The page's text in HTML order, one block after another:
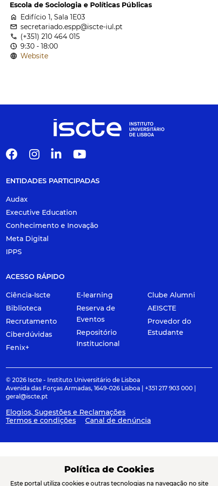
Escola de Sociologia e Políticas Públicas
home Edifício 1, Sala 1E03
email secretariado.espp@iscte-iul.pt
call (+351) 210 464 015
nest_clock_farsight_analog 9:30 - 18:00
language Website
ENTIDADES PARTICIPADAS
Audax
Executive Education
Conhecimento e Inovação
Meta Digital
IPPS
ACESSO RÁPIDO
Ciência-Iscte
Biblioteca
Recrutamento
Ciberdúvidas
Fenix+
E-learning
Reserva de
Eventos
Repositório
Institucional
Clube Alumni
AEISCTE
Provedor do
Estudante
© 2026 Iscte - Instituto Universitário de Lisboa
Avenida das Forças Armadas, 1649-026 Lisboa | +351 217 903 000 |
geral@iscte.pt
Elogios, Sugestões e Reclamações
Termos e condições
Canal de denúncia
Política de Cookies
Este portal utiliza cookies e outras tecnologias na navegação no site